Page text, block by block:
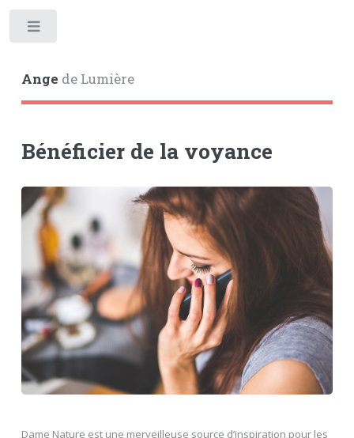
Ange de Lumière
Bénéficier de la voyance
Dame Nature est une merveilleuse source d’inspiration pour les